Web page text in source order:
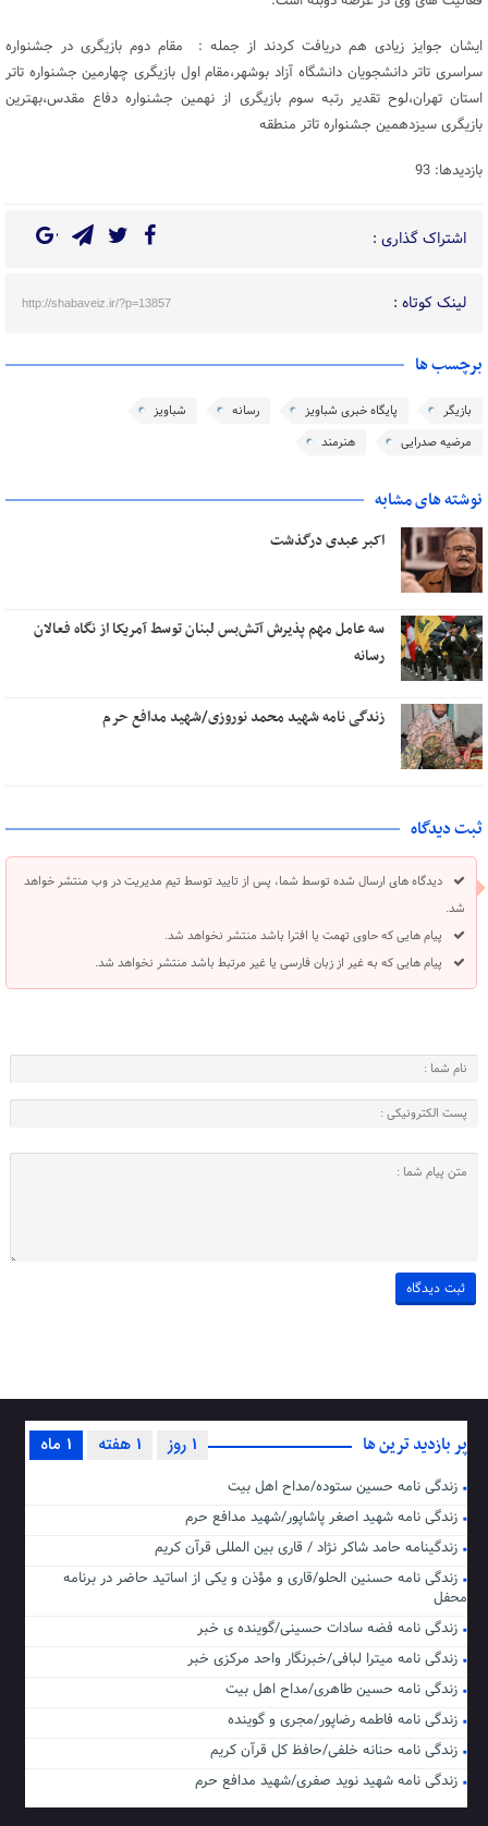
ایشان جوایز زیادی هم دریافت کردند از جمله : مقام دوم بازیگری در جشنواره
سراسری تاتر دانشجویان دانشگاه آزاد بوشهر،مقام اول بازیگری چهارمین جشنواره تاتر
استان تهران،لوح تقدیر رتبه سوم بازیگری از نهمین جشنواره دفاع مقدس،بهترین
بازیگری سیزدهمین جشنواره تاتر منطقه
بازدیدها: 93
اشتراک گذاری :
لینک کوتاه : http://shabaveiz.ir/?p=13857
برچسب ها
بازیگر پایگاه خبری شباویز رسانه
شباویز
مرضیه صدرایی
هنرمند
نوشته های مشابه
اکبر عبدی درگذشت
سه عامل مهم پذیرش آتش‌بس لبنان توسط آمریکا از نگاه فعالان
رسانه
زندگی نامه شهید محمد نوروزی/شهید مدافع حرم
ثبت دیدگاه
دیدگاه های ارسال شده توسط شما، پس از تایید توسط تیم مدیریت در وب منتشر خواهد
شد.
پیام هایی که حاوی تهمت یا افترا باشد منتشر نخواهد شد.
پیام هایی که به غیر از زبان فارسی یا غیر مرتبط باشد منتشر نخواهد شد.
پر بازدید ترین ها 1 ماه 1 هفته 1 روز
زندگی نامه حسین ستوده/مداح اهل بیت
زندگی نامه شهید اصغر پاشاپور/شهید مدافع حرم
زندگینامه حامد شاکر نژاد / قاری بین المللی قرآن کریم
زندگی نامه حسنین الحلو/قاری و مؤذن و یکی از اساتید حاضر در برنامه
محفل
زندگی نامه فضه سادات حسینی/گوینده ی خبر
زندگی نامه میترا لبافی/خبرنگار واحد مرکزی خبر
زندگی نامه حسین طاهری/مداح اهل بیت
زندگی نامه فاطمه رضاپور/مجری و گوینده
زندگی نامه حنانه خلفی/حافظ کل قرآن کریم
زندگی نامه شهید نوید صفری/شهید مدافع حرم